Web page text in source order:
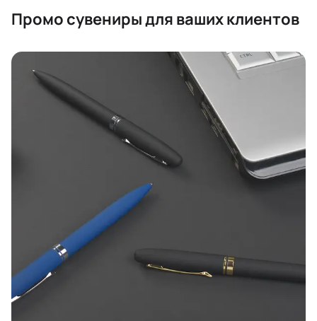
Промо сувениры для ваших клиентов